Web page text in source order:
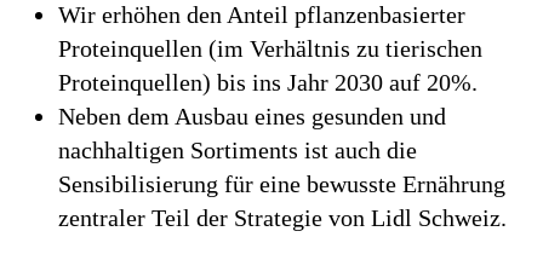
Wir erhöhen den Anteil pflanzenbasierter
Proteinquellen (im Verhältnis zu tierischen
Proteinquellen) bis ins Jahr 2030 auf 20%.
Neben dem Ausbau eines gesunden und
nachhaltigen Sortiments ist auch die
Sensibilisierung für eine bewusste Ernährung
zentraler Teil der Strategie von Lidl Schweiz.